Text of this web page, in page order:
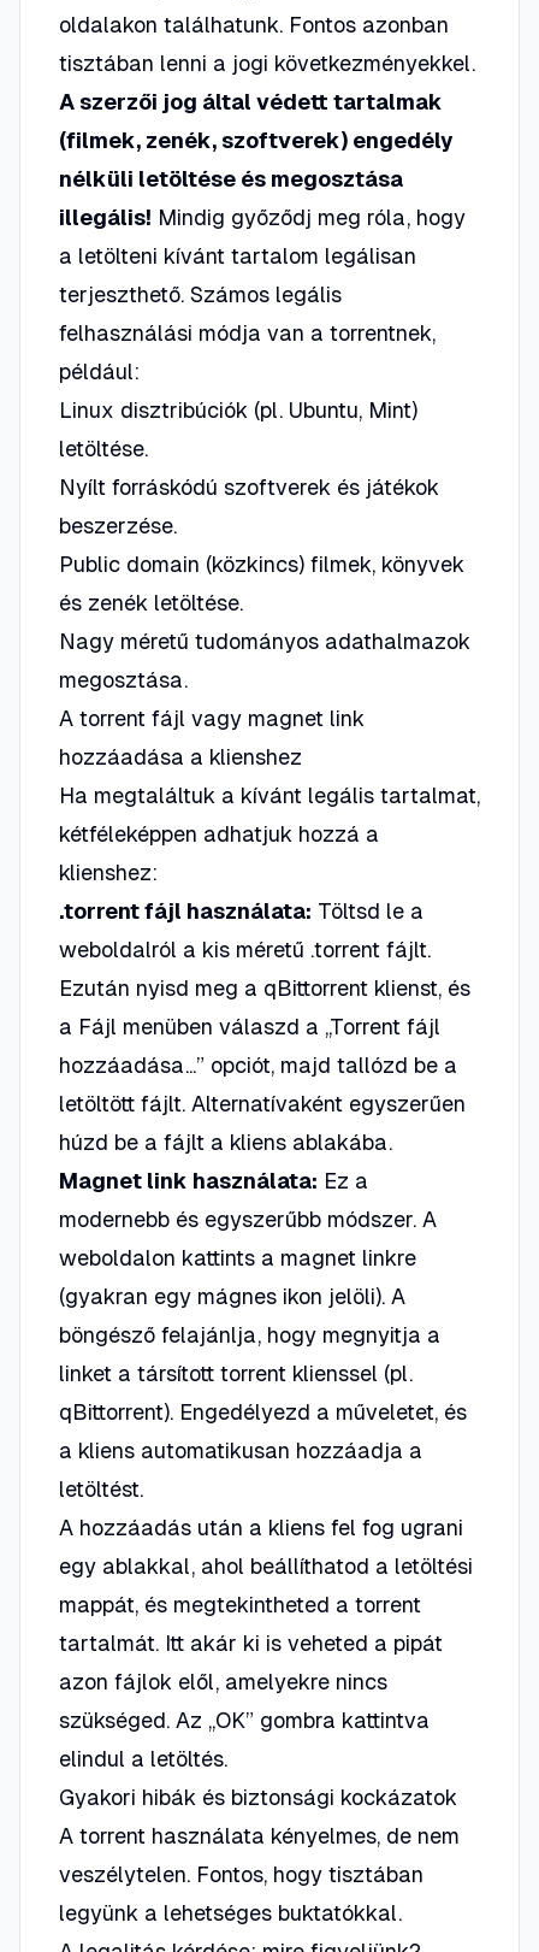
oldalakon találhatunk. Fontos azonban
tisztában lenni a jogi következményekkel.
A szerzői jog által védett tartalmak
(filmek, zenék, szoftverek) engedély
nélküli letöltése és megosztása
illegális! Mindig győződj meg róla, hogy
a letölteni kívánt tartalom legálisan
terjeszthető. Számos legális
felhasználási módja van a torrentnek,
például:
Linux disztribúciók (pl. Ubuntu, Mint)
letöltése.
Nyílt forráskódú szoftverek és játékok
beszerzése.
Public domain (közkincs) filmek, könyvek
és zenék letöltése.
Nagy méretű tudományos adathalmazok
megosztása.
A torrent fájl vagy magnet link
hozzáadása a klienshez
Ha megtaláltuk a kívánt legális tartalmat,
kétféleképpen adhatjuk hozzá a
klienshez:
.torrent fájl használata: Töltsd le a
weboldalról a kis méretű .torrent fájlt.
Ezután nyisd meg a qBittorrent klienst, és
a Fájl menüben válaszd a „Torrent fájl
hozzáadása...” opciót, majd tallózd be a
letöltött fájlt. Alternatívaként egyszerűen
húzd be a fájlt a kliens ablakába.
Magnet link használata: Ez a
modernebb és egyszerűbb módszer. A
weboldalon kattints a magnet linkre
(gyakran egy mágnes ikon jelöli). A
böngésző felajánlja, hogy megnyitja a
linket a társított torrent klienssel (pl.
qBittorrent). Engedélyezd a műveletet, és
a kliens automatikusan hozzáadja a
letöltést.
A hozzáadás után a kliens fel fog ugrani
egy ablakkal, ahol beállíthatod a letöltési
mappát, és megtekintheted a torrent
tartalmát. Itt akár ki is veheted a pipát
azon fájlok elől, amelyekre nincs
szükséged. Az „OK” gombra kattintva
elindul a letöltés.
Gyakori hibák és biztonsági kockázatok
A torrent használata kényelmes, de nem
veszélytelen. Fontos, hogy tisztában
legyünk a lehetséges buktatókkal.